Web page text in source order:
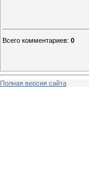
Всего комментариев: 0
Полная версия сайта